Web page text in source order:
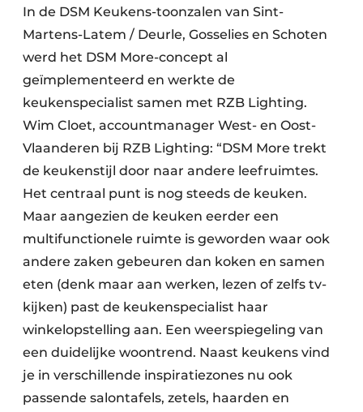
In de DSM Keukens-toonzalen van Sint-
Martens-Latem / Deurle, Gosselies en Schoten
werd het DSM More-concept al
geïmplementeerd en werkte de
keukenspecialist samen met RZB Lighting.
Wim Cloet, accountmanager West- en Oost-
Vlaanderen bij RZB Lighting: “DSM More trekt
de keukenstijl door naar andere leefruimtes.
Het centraal punt is nog steeds de keuken.
Maar aangezien de keuken eerder een
multifunctionele ruimte is geworden waar ook
andere zaken gebeuren dan koken en samen
eten (denk maar aan werken, lezen of zelfs tv-
kijken) past de keukenspecialist haar
winkelopstelling aan. Een weerspiegeling van
een duidelijke woontrend. Naast keukens vind
je in verschillende inspiratiezones nu ook
passende salontafels, zetels, haarden en